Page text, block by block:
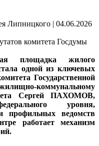
| 04.06.2026
площадка жилого
одной из ключевых
Государственной
коммунальному
Сергей ПАХОМОВ,
уровня,
профильных ведомств
работает механизм